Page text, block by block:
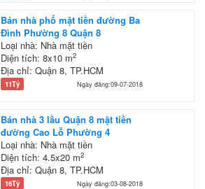
Bán nhà phố mặt tiền đường Ba
Đình Phường 8 Quận 8
Loại nhà: Nhà mặt tiền
Diện tích: 8x10 m2
Địa chỉ: Quận 8, TP.HCM
11Tỷ Ngày đăng:09-07-2018
Bán nhà 3 lầu Quận 8 mặt tiền
đường Cao Lỗ Phường 4
Loại nhà: Nhà mặt tiền
Diện tích: 4.5x20 m2
Địa chỉ: Quận 8, TP.HCM
16Tỷ Ngày đăng:03-08-2018